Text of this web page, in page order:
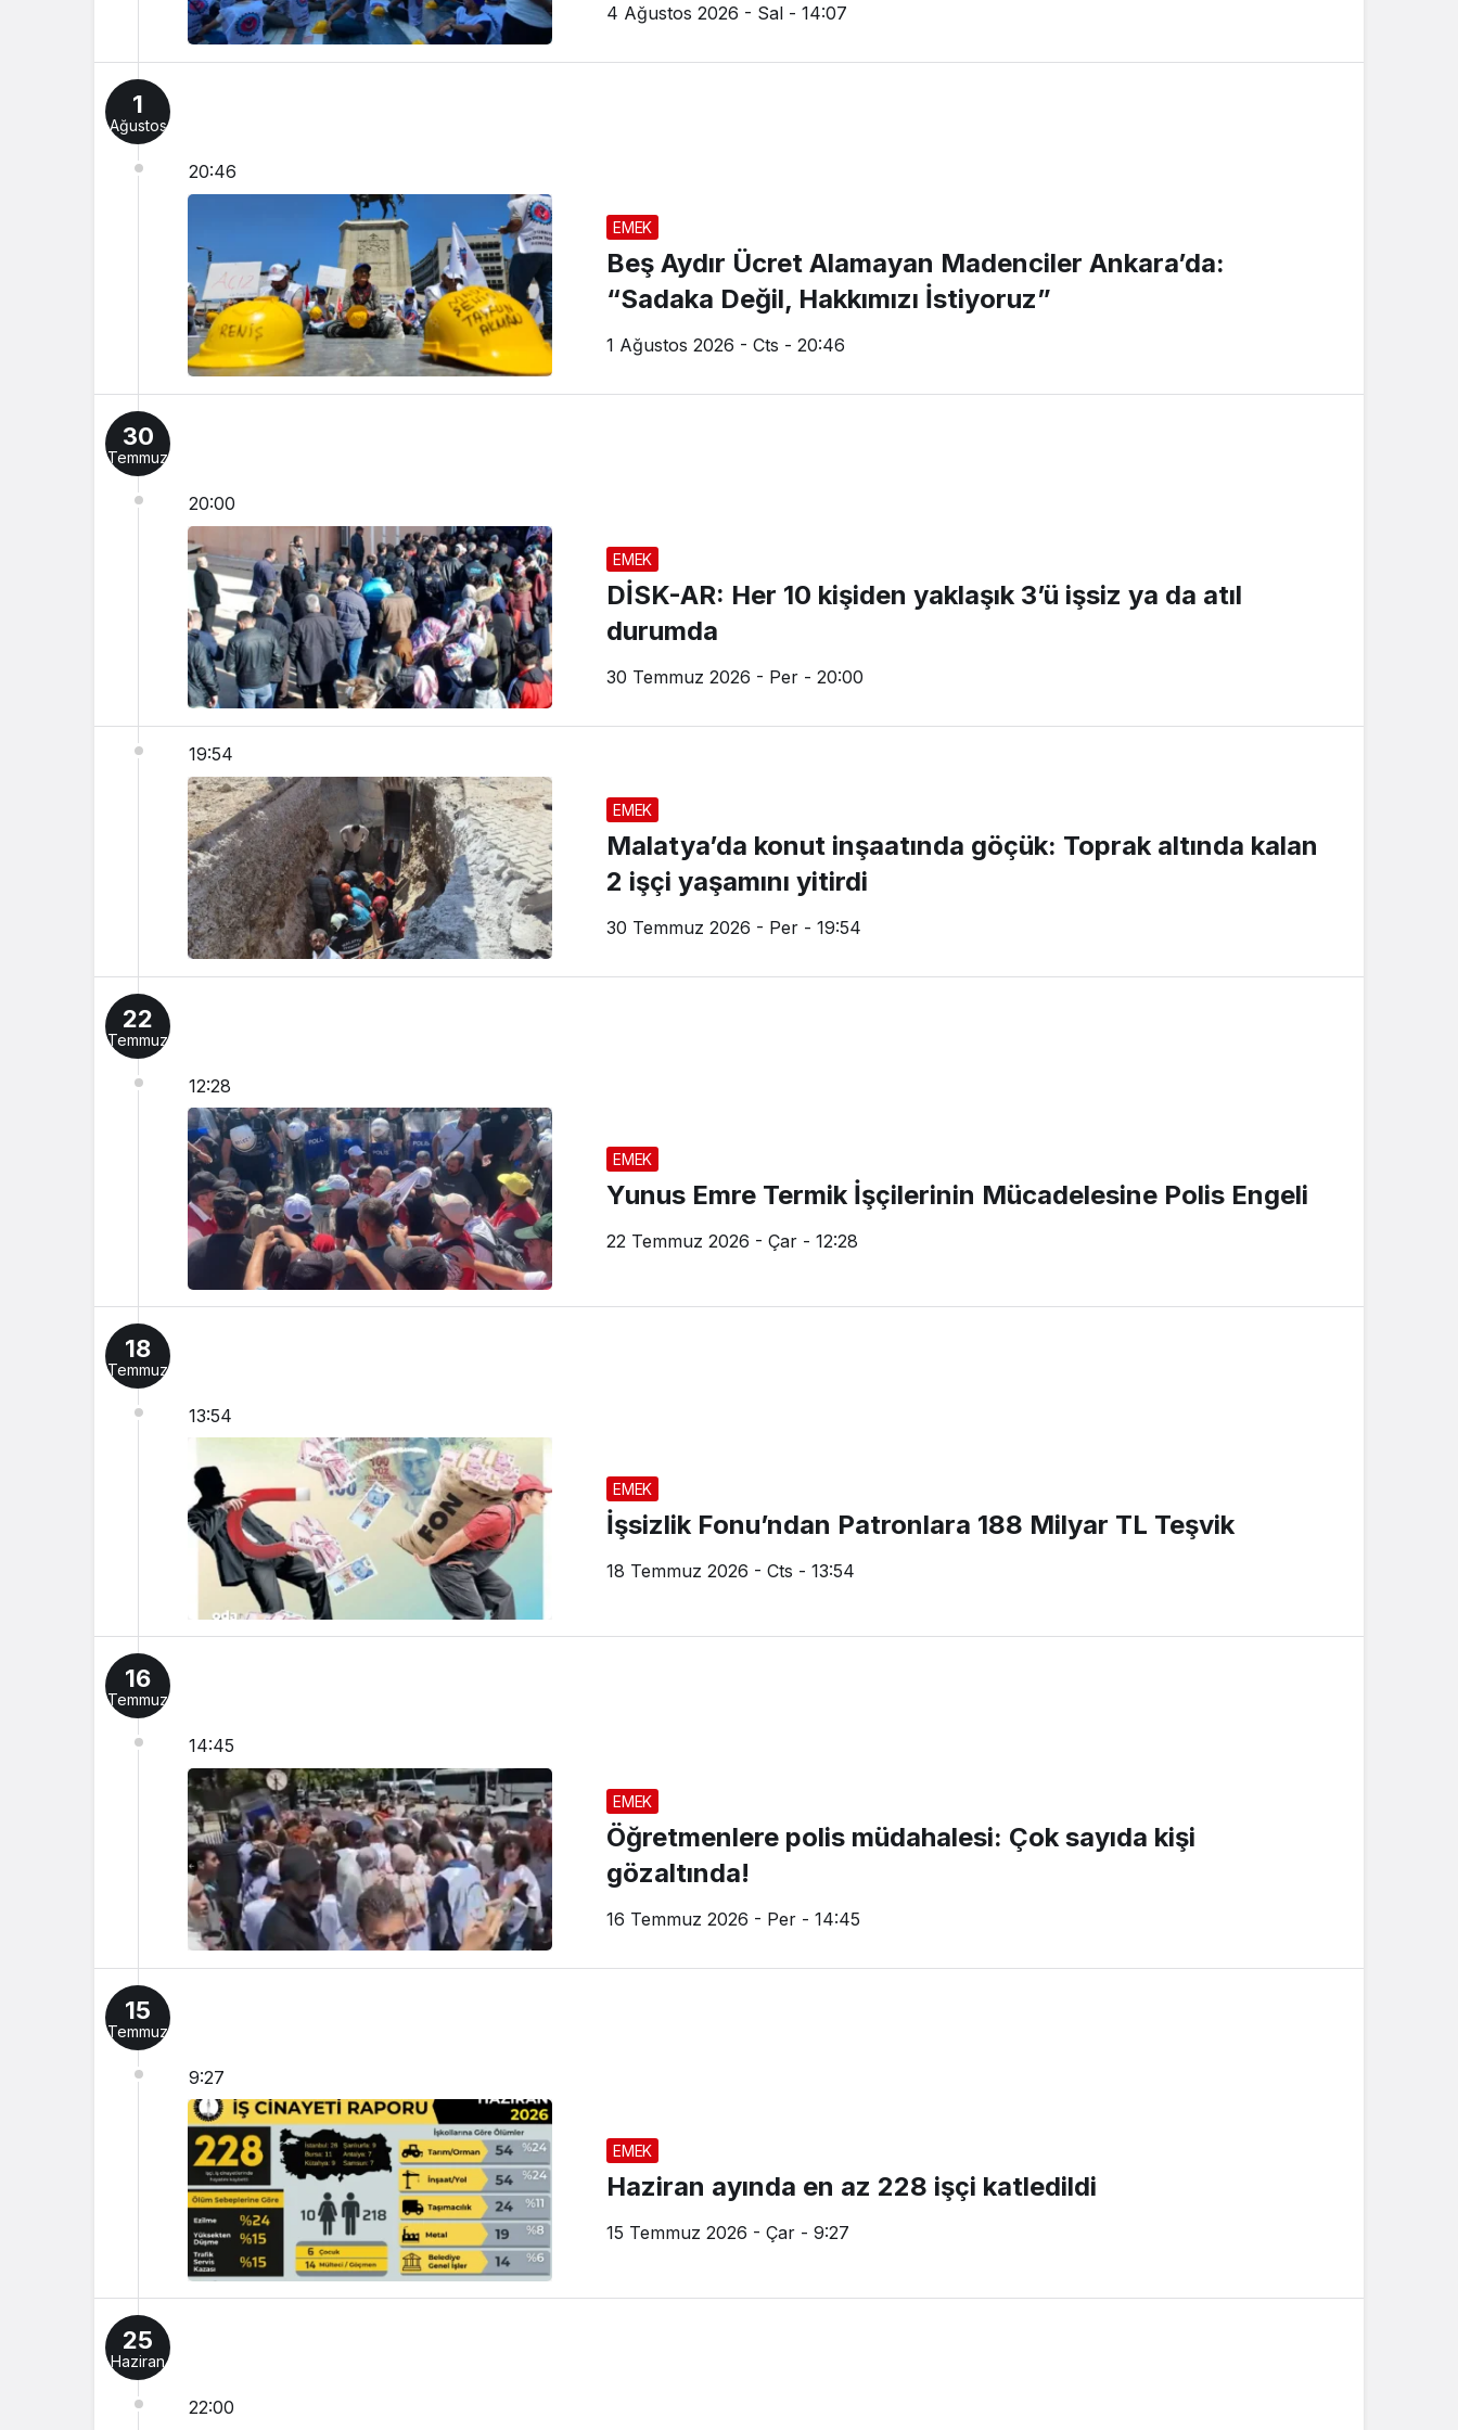
4 Ağustos 2026 - Sal - 14:07
1
Ağustos
20:46
EMEK
Beş Aydır Ücret Alamayan Madenciler Ankara’da:
“Sadaka Değil, Hakkımızı İstiyoruz”
1 Ağustos 2026 - Cts - 20:46
30
Temmuz
20:00
EMEK
DİSK-AR: Her 10 kişiden yaklaşık 3’ü işsiz ya da atıl
durumda
30 Temmuz 2026 - Per - 20:00
19:54
EMEK
Malatya’da konut inşaatında göçük: Toprak altında kalan
2 işçi yaşamını yitirdi
30 Temmuz 2026 - Per - 19:54
22
Temmuz
12:28
EMEK
Yunus Emre Termik İşçilerinin Mücadelesine Polis Engeli
22 Temmuz 2026 - Çar - 12:28
18
Temmuz
13:54
EMEK
İşsizlik Fonu’ndan Patronlara 188 Milyar TL Teşvik
18 Temmuz 2026 - Cts - 13:54
16
Temmuz
14:45
EMEK
Öğretmenlere polis müdahalesi: Çok sayıda kişi
gözaltında!
16 Temmuz 2026 - Per - 14:45
15
Temmuz
9:27
EMEK
Haziran ayında en az 228 işçi katledildi
15 Temmuz 2026 - Çar - 9:27
25
Haziran
22:00